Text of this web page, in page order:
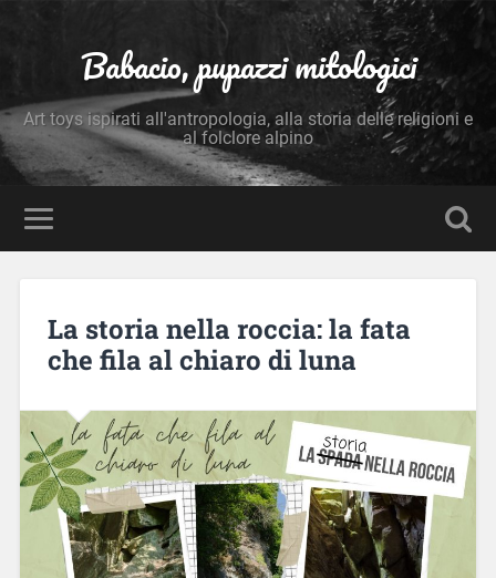
Babacio, pupazzi mitologici
Art toys ispirati all'antropologia, alla storia delle religioni e
al folclore alpino
La storia nella roccia: la fata
che fila al chiaro di luna